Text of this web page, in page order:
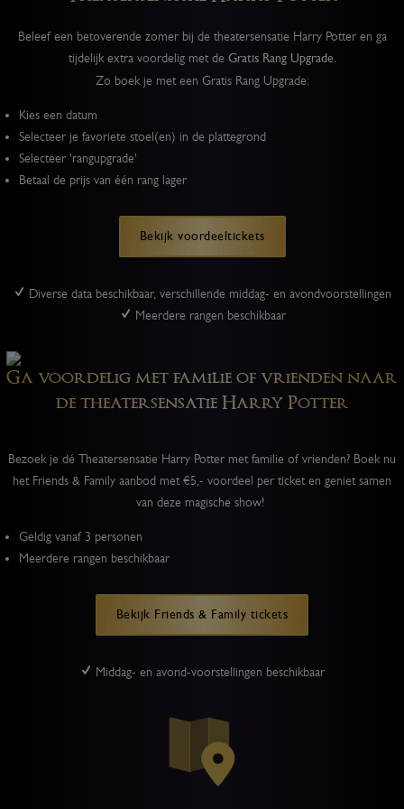
Beleef een betoverende zomer bij de theatersensatie Harry Potter en ga
tijdelijk extra voordelig met de Gratis Rang Upgrade.
Zo boek je met een Gratis Rang Upgrade:
Kies een datum
Selecteer je favoriete stoel(en) in de plattegrond
Selecteer 'rangupgrade'
Betaal de prijs van één rang lager
Bekijk voordeeltickets
Diverse data beschikbaar, verschillende middag- en avondvoorstellingen
Meerdere rangen beschikbaar
Ga voordelig met familie of vrienden naar
de theatersensatie Harry Potter
Bezoek je dé Theatersensatie Harry Potter met familie of vrienden? Boek nu
het Friends & Family aanbod met €5,- voordeel per ticket en geniet samen
van deze magische show!
Geldig vanaf 3 personen
Meerdere rangen beschikbaar
Bekijk Friends & Family tickets
Middag- en avond-voorstellingen beschikbaar